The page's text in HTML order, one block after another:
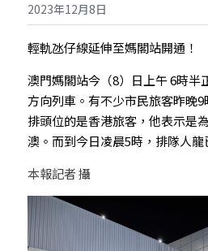
2023年12月8日
輕軌氹仔線延伸至媽閣站開通！
澳門媽閣站今（8）日上午 6時半
方向列車。有不少市民旅客昨晚9
排頭位的是香港旅客，他表示是
澳。而到今日凌晨5時，排隊人龍
本報記者 攝